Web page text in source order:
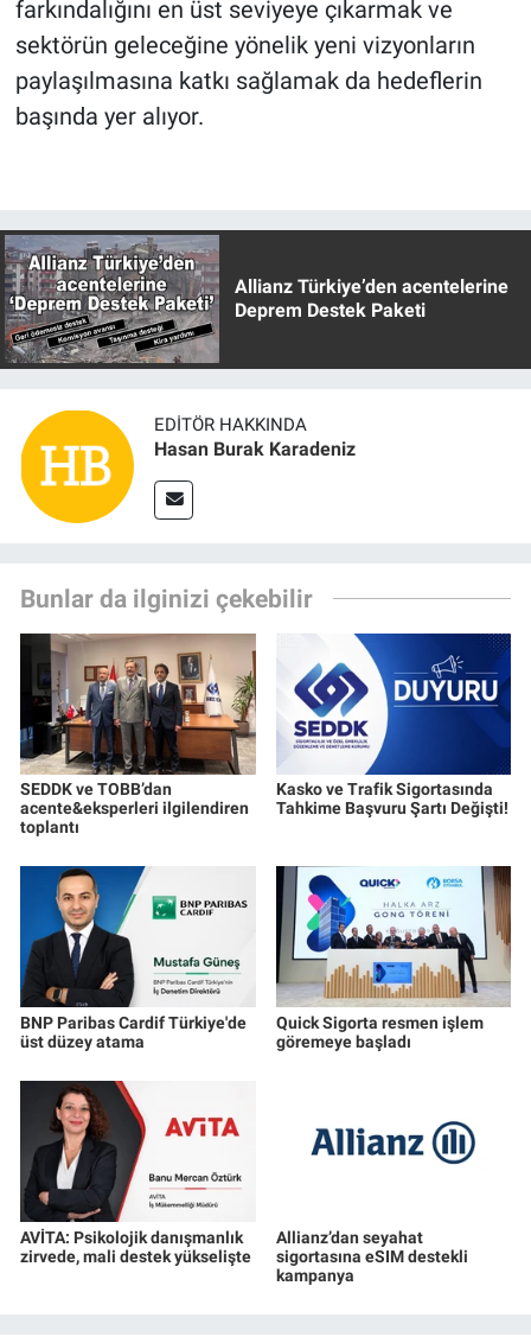
farkındalığını en üst seviyeye çıkarmak ve
sektörün geleceğine yönelik yeni vizyonların
paylaşılmasına katkı sağlamak da hedeflerin
başında yer alıyor.
Allianz Türkiye’den acentelerine
Deprem Destek Paketi
EDITÖR HAKKINDA
Hasan Burak Karadeniz
Bunlar da ilginizi çekebilir
SEDDK ve TOBB’dan
acente&eksperleri ilgilendiren
toplantı
Kasko ve Trafik Sigortasında
Tahkime Başvuru Şartı Değişti!
BNP Paribas Cardif Türkiye'de
üst düzey atama
Quick Sigorta resmen işlem
göremeye başladı
AVİTA: Psikolojik danışmanlık
zirvede, mali destek yükselişte
Allianz’dan seyahat
sigortasına eSIM destekli
kampanya